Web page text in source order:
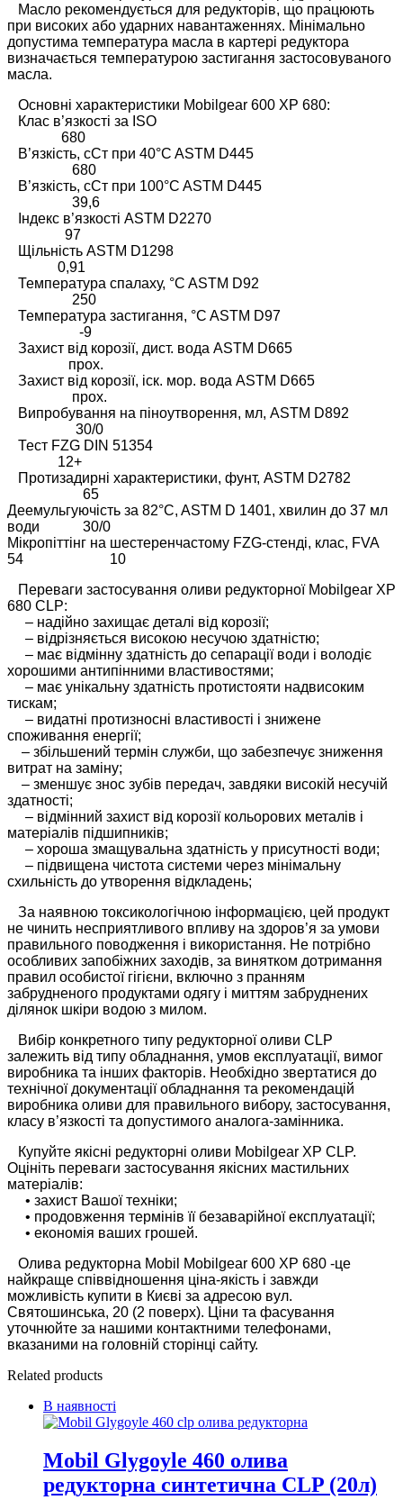
Масло рекомендується для редукторів, що працюють
при високих або ударних навантаженнях. Мінімально
допустима температура масла в картері редуктора
визначається температурою застигання застосовуваного
масла.
Основні характеристики Mobilgear 600 XP 680:
Клас в’язкості за ISO
680
В’язкість, сСт при 40°C ASTM D445
680
В’язкість, сСт при 100°C ASTM D445
39,6
Індекс в’язкості ASTM D2270
97
Щільність ASTM D1298
0,91
Температура спалаху, °C ASTM D92
250
Температура застигання, °C ASTM D97
-9
Захист від корозії, дист. вода ASTM D665
прох.
Захист від корозії, іск. мор. вода ASTM D665
прох.
Випробування на піноутворення, мл, ASTM D892
30/0
Тест FZG DIN 51354
12+
Протизадирні характеристики, фунт, ASTM D2782
65
Деемульгуючість за 82°C, ASTM D 1401, хвилин до 37 мл
води 30/0
Мікропіттінг на шестеренчастому FZG-стенді, клас, FVA
54 10
Переваги застосування оливи редукторної Mobilgear XP
680 CLP:
– надійно захищає деталі від корозії;
– відрізняється високою несучою здатністю;
– має відмінну здатність до сепарації води і володіє
хорошими антипінними властивостями;
– має унікальну здатність протистояти надвисоким
тискам;
– видатні протизносні властивості і знижене
споживання енергії;
– збільшений термін служби, що забезпечує зниження
витрат на заміну;
– зменшує знос зубів передач, завдяки високій несучій
здатності;
– відмінний захист від корозії кольорових металів і
матеріалів підшипників;
– хороша змащувальна здатність у присутності води;
– підвищена чистота системи через мінімальну
схильність до утворення відкладень;
За наявною токсикологічною інформацією, цей продукт
не чинить несприятливого впливу на здоров’я за умови
правильного поводження і використання. Не потрібно
особливих запобіжних заходів, за винятком дотримання
правил особистої гігієни, включно з пранням
забрудненого продуктами одягу і миттям забруднених
ділянок шкіри водою з милом.
Вибір конкретного типу редукторної оливи CLP
залежить від типу обладнання, умов експлуатації, вимог
виробника та інших факторів. Необхідно звертатися до
технічної документації обладнання та рекомендацій
виробника оливи для правильного вибору, застосування,
класу в’язкості та допустимого аналога-замінника.
Купуйте якісні редукторні оливи Mobilgear XP CLP.
Оцініть переваги застосування якісних мастильних
матеріалів:
• захист Вашої техніки;
• продовження термінів її безаварійної експлуатації;
• економія ваших грошей.
Олива редукторна Mobil Mobilgear 600 XP 680 -це
найкраще співвідношення ціна-якість і завжди
можливість купити в Києві за адресою вул.
Святошинська, 20 (2 поверх). Ціни та фасування
уточнюйте за нашими контактними телефонами,
вказаними на головній сторінці сайту.
Related products
В наявності
Mobil Glygoyle 460 олива
редукторна синтетична CLP (20л)